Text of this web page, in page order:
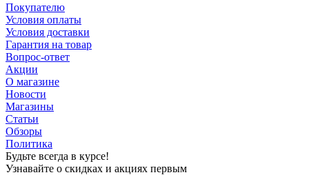
Покупателю
Условия оплаты
Условия доставки
Гарантия на товар
Вопрос-ответ
Акции
О магазине
Новости
Магазины
Статьи
Обзоры
Политика
Будьте всегда в курсе!
Узнавайте о скидках и акциях первым